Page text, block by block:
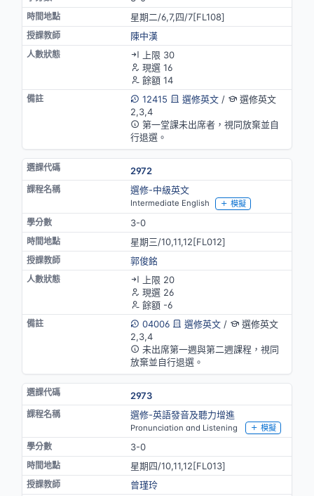
星期二/6,7,四/7[FL108]
陳中漢
上限 30
現選 16
餘額 14
12415
選修英文/
選修英文
2,3,4
第一堂課未出席者，視同放棄並自
行退選。
2972
選修-中級英文
Intermediate English 模擬
3-0
星期三/10,11,12[FL012]
郭俊銘
上限 20
現選 26
餘額 -6
04006
選修英文/
選修英文
2,3,4
未出席第一週與第二週課程，視同
放棄並自行退選。
2973
選修-英語發音及聽力增進
Pronunciation and Listening 模擬
3-0
星期四/10,11,12[FL013]
曾瑾玲